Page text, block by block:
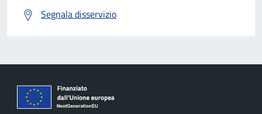
Segnala disservizio